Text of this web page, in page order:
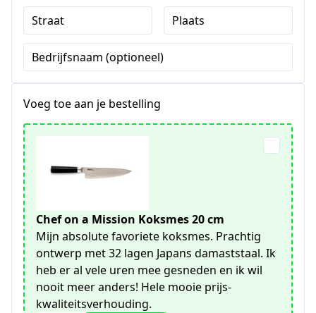
Straat Plaats
Bedrijfsnaam (optioneel)
Voeg toe aan je bestelling
Chef on a Mission Koksmes 20 cm
Mijn absolute favoriete koksmes. Prachtig
ontwerp met 32 lagen Japans damaststaal. Ik
heb er al vele uren mee gesneden en ik wil
nooit meer anders! Hele mooie prijs-
kwaliteitsverhouding.